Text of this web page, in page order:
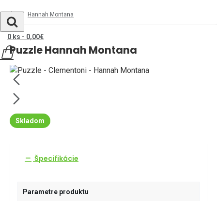
0 ks - 0,00€
Hannah Montana
Puzzle Hannah Montana
Skladom
Špecifikácie
Parametre produktu